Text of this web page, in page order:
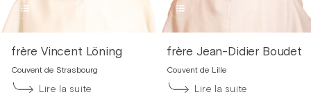
frère Vincent Löning
Couvent de Strasbourg
Lire la suite
frère Jean-Didier Boudet
Couvent de Lille
Lire la suite